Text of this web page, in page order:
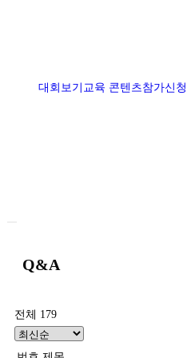
대회보기 교육 콘텐츠참가신청
Q&A
전체 179